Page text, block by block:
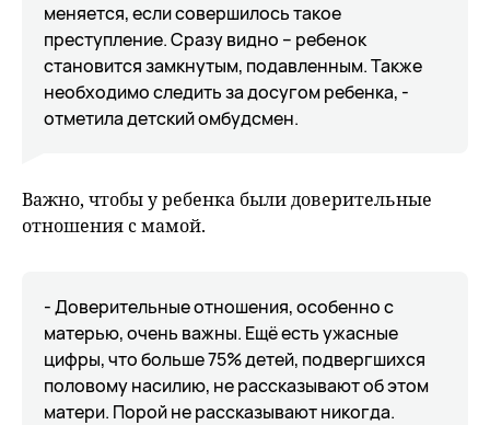
меняется, если совершилось такое
преступление. Сразу видно – ребенок
становится замкнутым, подавленным. Также
необходимо следить за досугом ребенка, -
отметила детский омбудсмен.
Важно, чтобы у ребенка были доверительные
отношения с мамой.
- Доверительные отношения, особенно с
матерью, очень важны. Ещё есть ужасные
цифры, что больше 75% детей, подвергшихся
половому насилию, не рассказывают об этом
матери. Порой не рассказывают никогда.